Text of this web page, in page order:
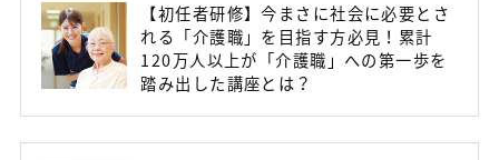
【初任者研修】今まさに社会に必要とさ
れる「介護職」を目指す方必見！累計
120万人以上が「介護職」への第一歩を
踏み出した講座とは？